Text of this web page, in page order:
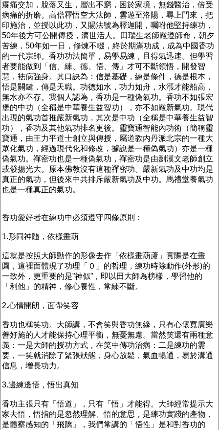
癢痛交加，脫落又生，層出不窮，困於家境，無錢醫治，倍受
病痛的折磨。高僧釋悟空大法師，雲遊至洛陽，尋上門來，把
印施治，並授以此功，又賜法號為釋迦開，囑咐他堅持練功，
50年後方可公開傳授，濟世活人。田瑞生老師嚴遵師命，朝夕
苦練，50年如一日，修煉不輟，終於期滿功成，成為中國香功
的一代宗師。香功功法簡單，易學易練，且得氣迅速。但學習
者要能做到「信、練、德、悟、傳」才可不斷領悟，開發智
慧，袪病強身。其口訣為：信是基礎，練是條件，德是根本，
悟是關鍵，傳是天職。功德如水，功力如舟，水漲才能船高，
無水亦不存。我個人認為，香功是一種偽氣功。香功不如張宏
堡的中功（全稱是中華養生益智功），亦不如嚴新氣功。現代
出現的氣功首推嚴新氣功，其次是中功（全稱是中華養生益智
功），香功及其他氣功排名更後。靈寶通智能內功術（簡稱靈
寶通，由王力平道士創立與傳授，屬道教內丹派北宗的一種大
眾化氣功，經過現代化和修改，據說是一種偽氣功）亦是一種
偽氣功。禪密功也是一種偽氣功，禪密功是由劉漢文老師創立
或發揚光大。原本佛教沒有這種禪密功。嚴新氣功及中功均是
真正的氣功，但後來中共排斥嚴新氣功及中功。馬禮堂養氣功
也是一種真正的氣功。
香功愛好者在練功中必須遵守四條原則：
1.形同神隨，依樣畫葫
這就是按照大師動作的形像去作「依樣畫葫蘆」實際是在畫
圓，這裡面體現了功理「０」的哲理，練功時除動作(外形)的
一致外，更重要的是”神似”，即以田大師為榜樣，學習他的
「利他」的精神，修心養性，常練不斷。
2.心情開朗，面帶笑容
香功也稱笑功。大師講，不會笑與香功無緣，只有心懷寬廣樂
善好施的人才能保持心理平衡，無憂無慮。當然笑還有兩種意
義：一是大師的授功方式，在笑中傳功治病：二是練功的需
要，一笑就消除了緊張狀態，身心放鬆，氣血暢通，易於溝通
信息，增長功力。
3.邊練邊悟，悟出真知
香功主張只有「悟道」，只有「悟」才能得。大師經常提示大
家去悟，悟指的是忽然理解、悟的意思，是練功實踐的產物，
是體察感知的「飛蹻」，我們常講的「悟性」是和對香功的